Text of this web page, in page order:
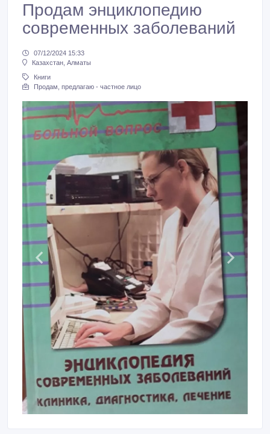
Продам энциклопедию
современных заболеваний
07/12/2024 15:33
Казахстан, Алматы
Книги
Продам, предлагаю - частное лицо